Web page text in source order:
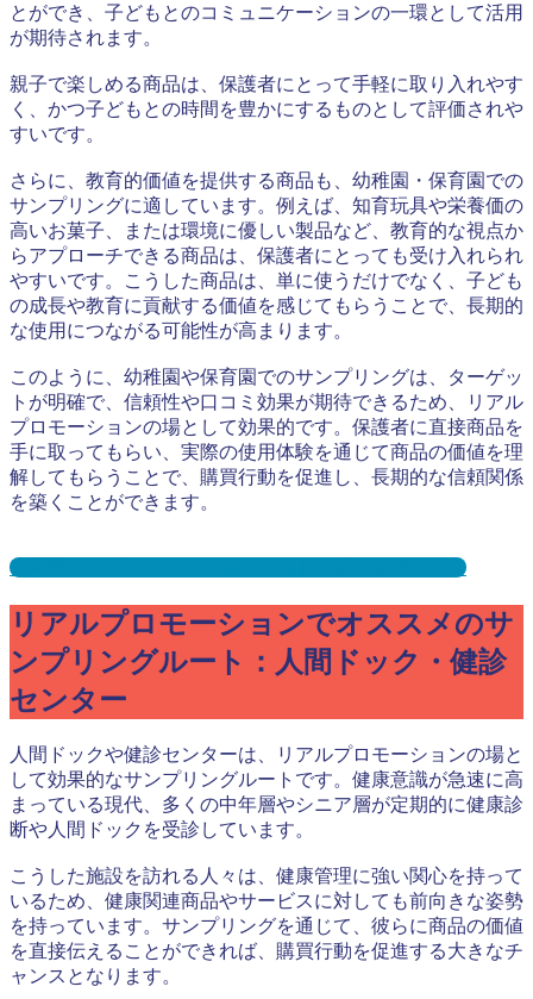
とができ、子どもとのコミュニケーションの一環として活用
が期待されます。
親子で楽しめる商品は、保護者にとって手軽に取り入れやす
く、かつ子どもとの時間を豊かにするものとして評価されや
すいです。
さらに、教育的価値を提供する商品も、幼稚園・保育園での
サンプリングに適しています。例えば、知育玩具や栄養価の
高いお菓子、または環境に優しい製品など、教育的な視点か
らアプローチできる商品は、保護者にとっても受け入れられ
やすいです。こうした商品は、単に使うだけでなく、子ども
の成長や教育に貢献する価値を感じてもらうことで、長期的
な使用につながる可能性が高まります。
このように、幼稚園や保育園でのサンプリングは、ターゲッ
トが明確で、信頼性や口コミ効果が期待できるため、リアル
プロモーションの場として効果的です。保護者に直接商品を
手に取ってもらい、実際の使用体験を通じて商品の価値を理
解してもらうことで、購買行動を促進し、長期的な信頼関係
を築くことができます。
保育園サンプリングとは？メリット３選と事例を紹介
リアルプロモーションでオススメのサ
ンプリングルート：人間ドック・健診
センター
人間ドックや健診センターは、リアルプロモーションの場と
して効果的なサンプリングルートです。健康意識が急速に高
まっている現代、多くの中年層やシニア層が定期的に健康診
断や人間ドックを受診しています。
こうした施設を訪れる人々は、健康管理に強い関心を持って
いるため、健康関連商品やサービスに対しても前向きな姿勢
を持っています。サンプリングを通じて、彼らに商品の価値
を直接伝えることができれば、購買行動を促進する大きなチ
ャンスとなります。